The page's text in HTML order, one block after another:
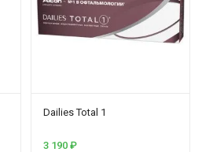
Dailies Total 1
3 190 ₽